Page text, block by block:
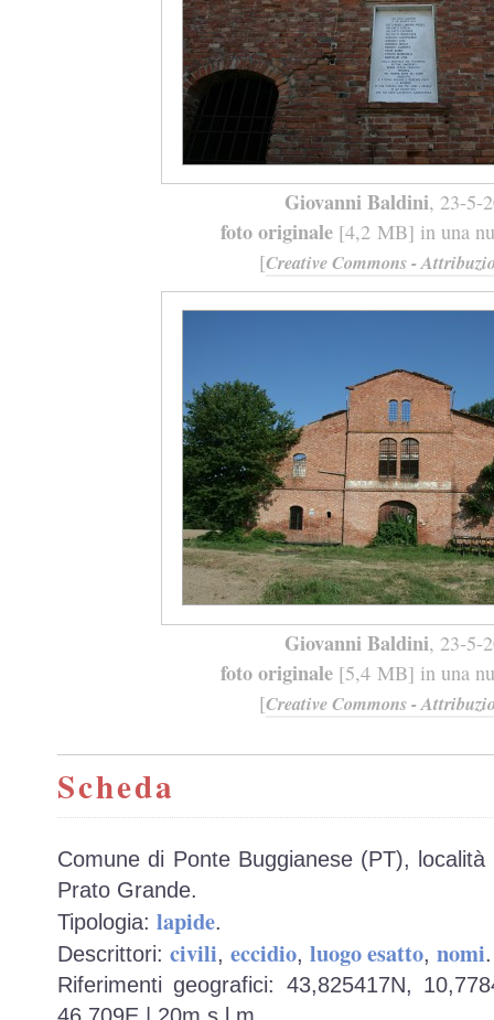
Giovanni Baldini, 23-5-
foto originale[4,2 MB] in una
[Creative Commons -
Giovanni Baldini, 23-5-
foto originale[5,4 MB] in una
[Creative Commons -
Scheda
Comune di Ponte Buggianese (PT),
Prato Grande.
Tipologia: lapide.
Descrittori: civili, eccidio, luogo esatto, nomi.
Riferimenti geografici: 43,825417N,